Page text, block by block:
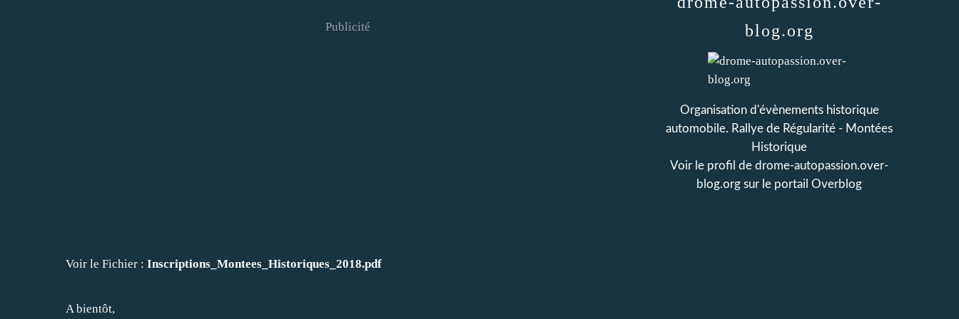
Publicité
Voir le Fichier : Inscriptions_Montees_Historiques_2018.pdf
A bientôt,
blog.org
Organisation d'évènements historique
automobile. Rallye de Régularité - Montées
Historique
Voir le profil de drome-autopassion.over-
blog.org sur le portail Overblog